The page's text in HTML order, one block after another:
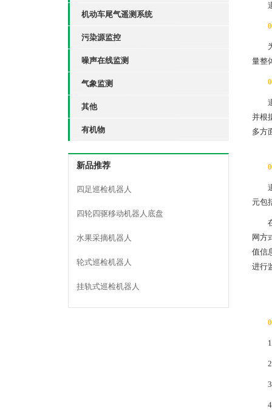
机动车尾气遥测系统
污染源监控
噪声在线监测
气象监测
其他
有机物
新品推荐
四足巡检机器人
四轮四驱移动机器人底盘
水果采摘机器人
轮式巡检机器人
挂轨式巡检机器人
0
量整
0
并根
多方
0
元包
网方
值信
进行